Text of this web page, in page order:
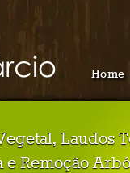
Home
Laudos
Remoção